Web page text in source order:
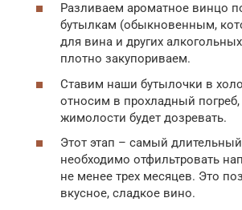
Разливаем ароматное винцо
бутылкам (обыкновенным,
для вина и других
плотно закупориваем.
Ставим наши бутылочки в
относим в прохладный погреб,
жимолости будет дозревать.
Этот этап – самый
необходимо отфильтровать
не менее трех месяцев. Это
вкусное, сладкое вино.